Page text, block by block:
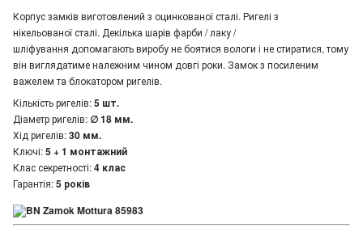
Корпус замків виготовлений з оцинкованої сталі. Ригелі з
нікельованої сталі. Декілька шарів фарби / лаку /
шліфування допомагають виробу не боятися вологи і не стиратися, тому
він виглядатиме належним чином довгі роки. Замок з посиленим
важелем та блокатором ригелів.
Кількість ригелів:5 шт.
Діаметр ригелів: ∅ 18 мм.
Хід ригелів:30 мм.
Ключі:5 + 1 монтажний
Клас секретності:4 клас
Гарантія:5 років